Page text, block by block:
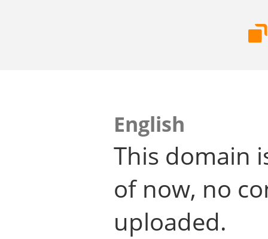
English
This domain
of now, no
uploaded.